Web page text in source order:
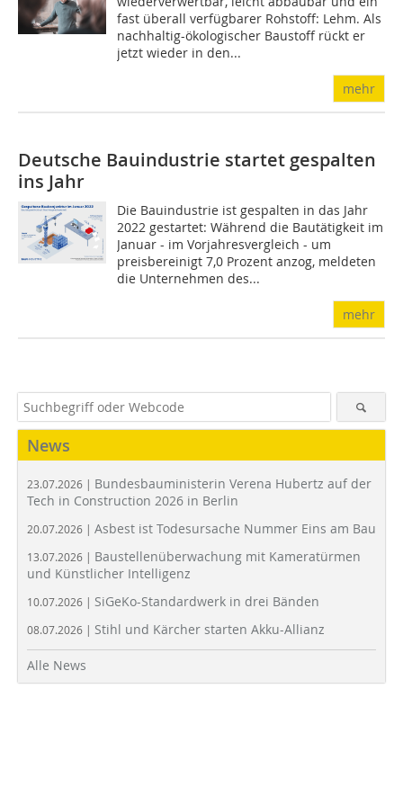
fast überall verfügbarer Rohstoff: Lehm. Als
nachhaltig-ökologischer Baustoff rückt er
jetzt wieder in den...
mehr
Deutsche Bauindustrie startet gespalten
ins Jahr
Die Bauindustrie ist gespalten in das Jahr
2022 gestartet: Während die Bautätigkeit im
Januar - im Vorjahresvergleich - um
preisbereinigt 7,0 Prozent anzog, meldeten
die Unternehmen des...
mehr
News
23.07.2026 | Bundesbauministerin Verena Hubertz auf der
Tech in Construction 2026 in Berlin
20.07.2026 | Asbest ist Todesursache Nummer Eins am Bau
13.07.2026 | Baustellenüberwachung mit Kameratürmen
und Künstlicher Intelligenz
10.07.2026 | SiGeKo-Standardwerk in drei Bänden
08.07.2026 | Stihl und Kärcher starten Akku-Allianz
Alle News